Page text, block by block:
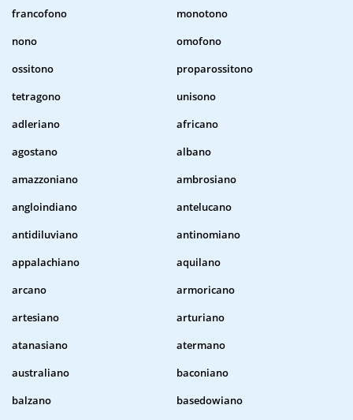
francofono
monotono
nono
omofono
ossitono
proparossitono
tetragono
unisono
adleriano
africano
agostano
albano
amazzoniano
ambrosiano
angloindiano
antelucano
antidiluviano
antinomiano
appalachiano
aquilano
arcano
armoricano
artesiano
arturiano
atanasiano
atermano
australiano
baconiano
balzano
basedowiano